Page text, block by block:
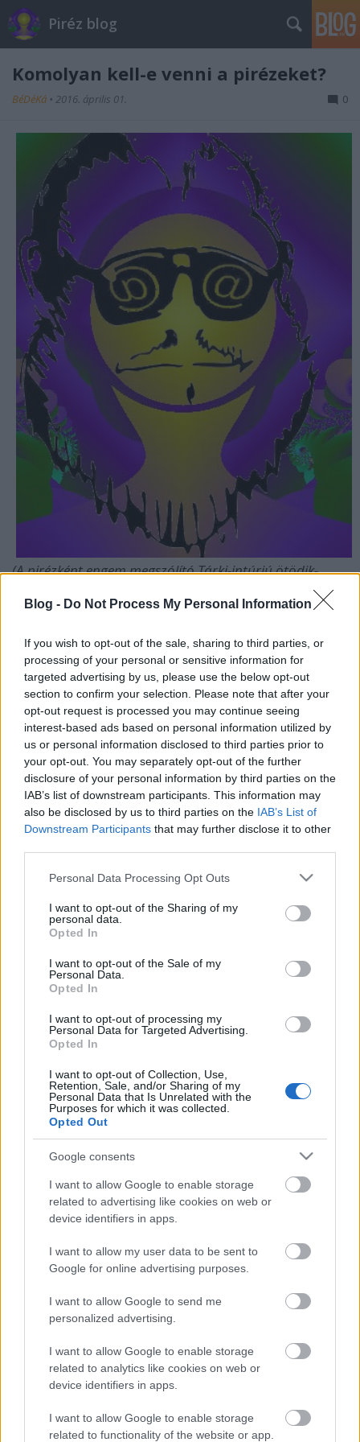
Blog - Do Not Process My Personal Information
If you wish to opt-out of the sale, sharing to third parties, or
processing of your personal or sensitive information for
targeted advertising by us, please use the below opt-out
section to confirm your selection. Please note that after your
opt-out request is processed you may continue seeing
interest-based ads based on personal information utilized by
us or personal information disclosed to third parties prior to
your opt-out. You may separately opt-out of the further
disclosure of your personal information by third parties on the
IAB’s list of downstream participants. This information may
also be disclosed by us to third parties on the IAB’s List of
Downstream Participants that may further disclose it to other
Please note that this website/app uses one or more Google
not limited to your visit or usage behaviour. You may click to
grant or deny consent to Google and its third-party tags to
use your data for below specified purposes in below Google
consent section.
Personal Data Processing Opt Outs
I want to opt-out of the Sharing of my
personal data.
Opted In
I want to opt-out of the Sale of my
Personal Data.
Opted In
I want to opt-out of processing my
Personal Data for Targeted Advertising.
Opted In
I want to opt-out of Collection, Use,
Retention, Sale, and/or Sharing of my
Personal Data that Is Unrelated with the
Purposes for which it was collected.
Opted Out
Google consents
I want to allow Google to enable storage
related to advertising like cookies on web or
device identifiers in apps.
I want to allow my user data to be sent to
Google for online advertising purposes.
I want to allow Google to send me
personalized advertising.
I want to allow Google to enable storage
related to analytics like cookies on web or
device identifiers in apps.
I want to allow Google to enable storage
related to functionality of the website or app.
Piréz blog
Komolyan kell-e venni a pirézeket?
BéDéKá • 2016. április 01. 0
(A pirézként engem megszólító Tárki-intúrjú ötödik-
komolyság. Az én felfogásomban legalábbis a
piréziánus elvszerűségbe bőven belefér a játék, a
humor, az irónia vagy akár a hülye vicc. Sőt: nemcsak
belefér, hanem a lényegéhez tartozik. Hát hiszen
maga a piréz lét is afféle duplafenekű identitás, mert
ugye a piréz egyik feneke az, amibe belerúgnak, de a
másik az, amelyikkel nagyokat durrant az
előítélesen gondolkodók orra alá.
Félreérti tehát ezt magatartást az, aki nem látja
benne a kettősséget: komoly dolog az elszánt
tükörbenézés és a másoknak a tükörrel való szigorú
szembesítése – de ez remekül összefér a tükör-
mulatságos szerepjátékával. Ha pedig a piréz
magatartás ilyen, akkor botorság lenne elvárni, hogy
ezt a piréz attitűdöt mások komolyabban kezeljék,
mint maga a grimaszokat vágó piréz.
Az interjú ötödik része eredetileg főblogomban
teljes terjedelmében:
Az interjú teljes anyaga és más piréz adalékok külön
Mikor hallott először a pirézekről?